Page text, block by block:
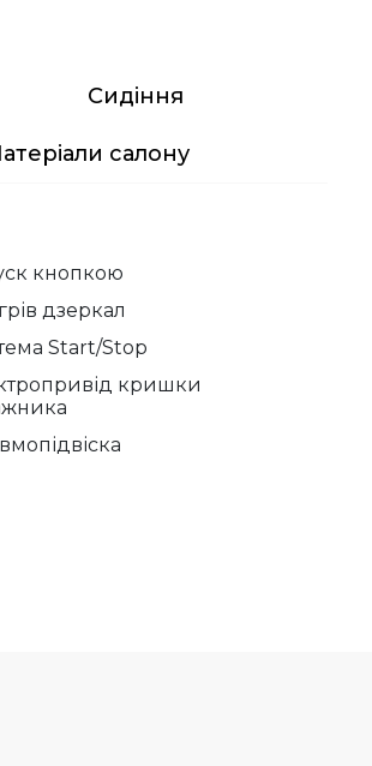
Сидіння
салону
кнопкою
дзеркал
Start/Stop
кришки